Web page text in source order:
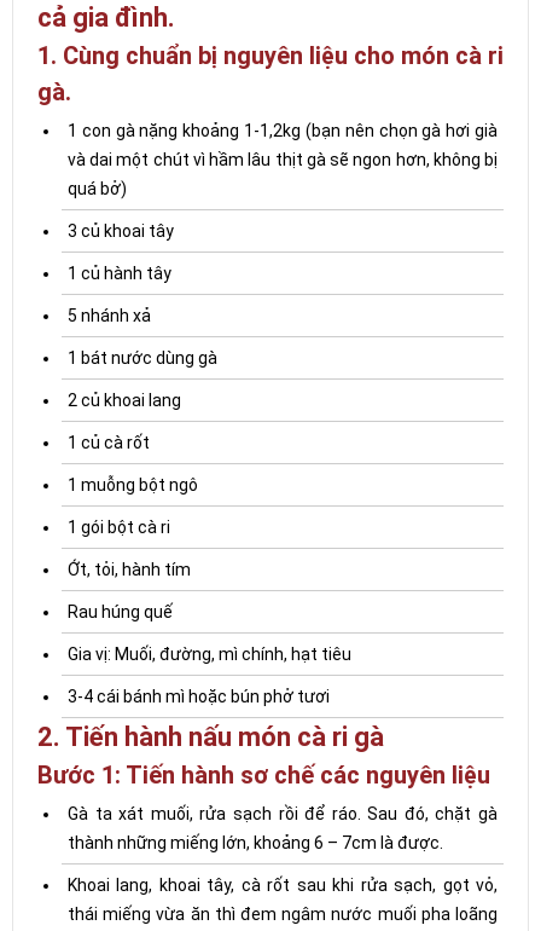
cả gia đình.
1. Cùng chuẩn bị nguyên liệu cho món cà ri
gà.
1 con gà nặng khoảng 1-1,2kg (bạn nên chọn gà hơi già
và dai một chút vì hầm lâu thịt gà sẽ ngon hơn, không bị
quá bở)
3 củ khoai tây
1 củ hành tây
5 nhánh xả
1 bát nước dùng gà
2 củ khoai lang
1 củ cà rốt
1 muỗng bột ngô
1 gói bột cà ri
Ớt, tỏi, hành tím
Rau húng quế
Gia vị: Muối, đường, mì chính, hạt tiêu
3-4 cái bánh mì hoặc bún phở tươi
2. Tiến hành nấu món cà ri gà
Bước 1: Tiến hành sơ chế các nguyên liệu
Gà ta xát muối, rửa sạch rồi để ráo. Sau đó, chặt gà
thành những miếng lớn, khoảng 6 – 7cm là được.
Khoai lang, khoai tây, cà rốt sau khi rửa sạch, gọt vỏ,
thái miếng vừa ăn thì đem ngâm nước muối pha loãng